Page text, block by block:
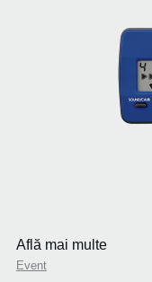
Află mai multe
Event